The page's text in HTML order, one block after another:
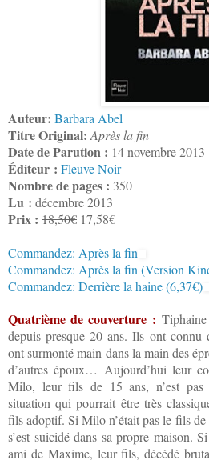
Auteur: Barbara Abel
Titre Original: Après la fin
Date de Parution : 14 novembre 2013
Éditeur : Fleuve Noir
Nombre de pages : 350
Lu : décembre 2013
Prix : 18,50€ 17,58€
Commandez: Après la fin
Commandez: Après la fin (Version
Commandez: Derrière la haine (6,37€)
Quatrième de couverture :
depuis presque 20 ans. Ils ont connu
ont surmonté main dans la main des
d’autres époux… Aujourd’hui leur
Milo, leur fils de 15 ans, n’est
situation qui pourrait être très
fils adoptif. Si Milo n’était pas le fils
s’est suicidé dans sa propre maison.
ami de Maxime, leur fils, décédé